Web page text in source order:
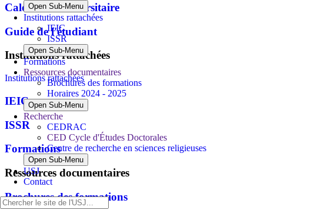
Open Sub-Menu
Institutions rattachées
IEIC
ISSR
Open Sub-Menu
Formations
Ressources documentaires
Brochures des formations
Horaires 2024 - 2025
Open Sub-Menu
Recherche
CEDRAC
CED Cycle d'Études Doctorales
Centre de recherche en sciences religieuses
Open Sub-Menu
USJ
Contact
Calendrier universitaire
Guide de l'étudiant
Institutions rattachées
Institutions rattachées
IEIC
ISSR
Formations
Ressources documentaires
Brochures des formations